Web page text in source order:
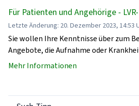
Für Patienten und Angehörige -
Letzte Änderung: 20. Dezember 2023, 14:53
Sie wollen Ihre Kenntnisse über zum
Angebote, die Aufnahme oder
Mehr Informationen